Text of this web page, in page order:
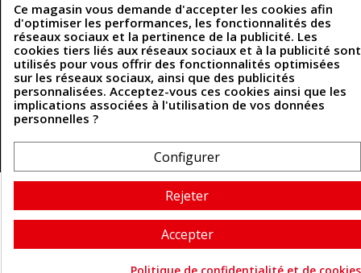
Coordonnées
493 Chemin de Catougnac
81300 Graulhet
05 63 34 51 88
contact@cuirenstock.com
Cuirenstock © 2026 - Une création Quatrys 💙
Ce magasin vous demande d'accepter les cookies afin
d'optimiser les performances, les fonctionnalités des
réseaux sociaux et la pertinence de la publicité. Les
cookies tiers liés aux réseaux sociaux et à la publicité sont
utilisés pour vous offrir des fonctionnalités optimisées
sur les réseaux sociaux, ainsi que des publicités
personnalisées. Acceptez-vous ces cookies ainsi que les
implications associées à l'utilisation de vos données
personnelles ?
Configurer
Rejeter
Accepter